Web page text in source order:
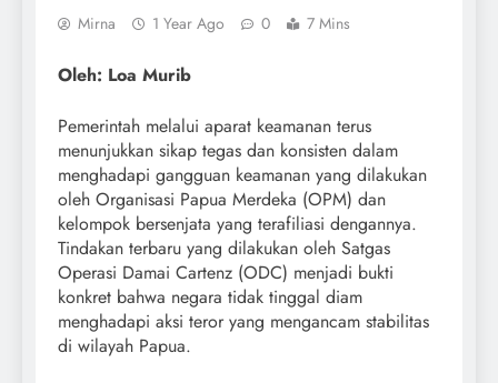
Mirna 1 Year Ago 0 7 Mins
Oleh: Loa Murib
Pemerintah melalui aparat keamanan terus
menunjukkan sikap tegas dan konsisten dalam
menghadapi gangguan keamanan yang dilakukan
oleh Organisasi Papua Merdeka (OPM) dan
kelompok bersenjata yang terafiliasi dengannya.
Tindakan terbaru yang dilakukan oleh Satgas
Operasi Damai Cartenz (ODC) menjadi bukti
konkret bahwa negara tidak tinggal diam
menghadapi aksi teror yang mengancam stabilitas
di wilayah Papua.